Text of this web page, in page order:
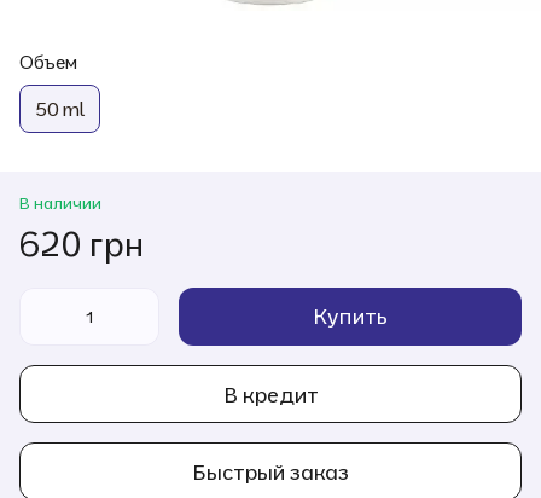
Объем
50 ml
В наличии
620 грн
Купить
В кредит
Быстрый заказ